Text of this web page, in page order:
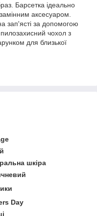
Барсетка ідеально
аксесуаром.
зап'ясті за допомогою
чохол з
для близької
шкіра
Day